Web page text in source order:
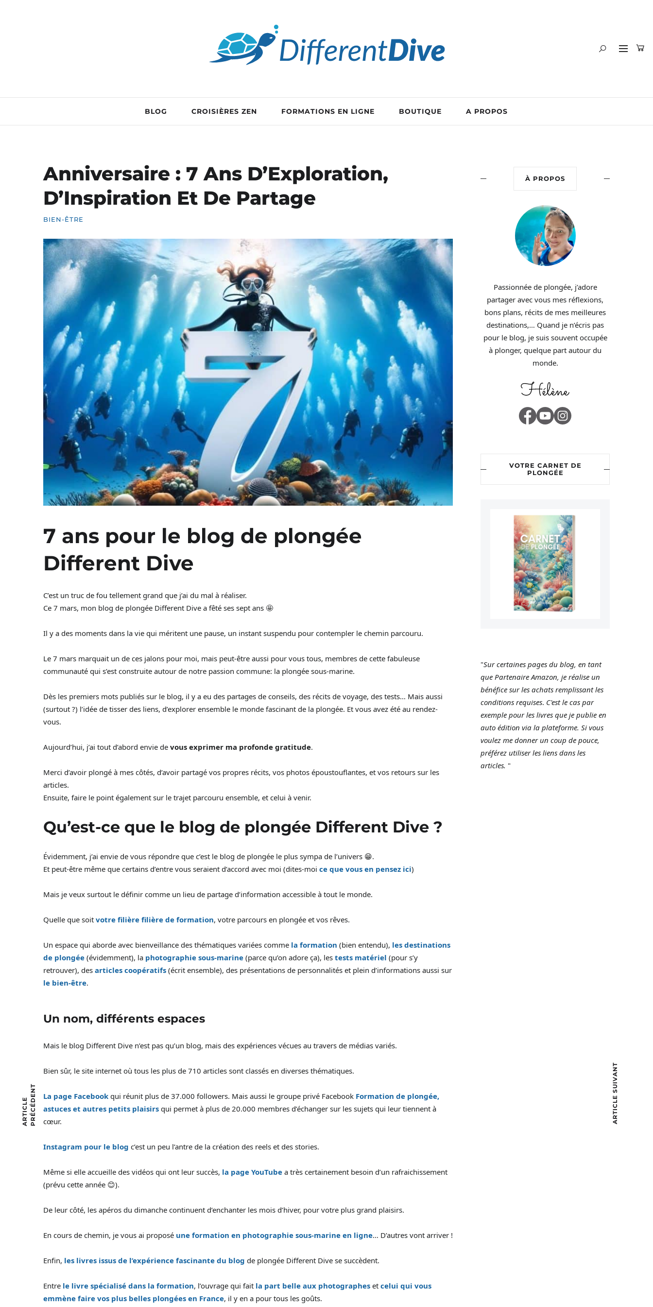
BLOG CROISIÈRES ZEN FORMATIONS EN LIGNE BOUTIQUE A PROPOS
Anniversaire : 7 Ans D’Exploration,
D’Inspiration Et De Partage
BIEN-ÊTRE
7 ans pour le blog de plongée
Different Dive
C’est un truc de fou tellement grand que j’ai du mal à réaliser.
Ce 7 mars, mon blog de plongée Different Dive a fêté ses sept ans 🤩
Il y a des moments dans la vie qui méritent une pause, un instant suspendu pour contempler le chemin parcouru.
Le 7 mars marquait un de ces jalons pour moi, mais peut-être aussi pour vous tous, membres de cette fabuleuse
communauté qui s’est construite autour de notre passion commune: la plongée sous-marine.
Dès les premiers mots publiés sur le blog, il y a eu des partages de conseils, des récits de voyage, des tests… Mais aussi
(surtout ?) l’idée de tisser des liens, d’explorer ensemble le monde fascinant de la plongée. Et vous avez été au rendez-
vous.
Aujourd’hui, j’ai tout d’abord envie de vous exprimer ma profonde gratitude.
Merci d’avoir plongé à mes côtés, d’avoir partagé vos propres récits, vos photos époustouflantes, et vos retours sur les
articles.
Ensuite, faire le point également sur le trajet parcouru ensemble, et celui à venir.
Qu’est-ce que le blog de plongée Different Dive ?
Évidemment, j’ai envie de vous répondre que c’est le blog de plongée le plus sympa de l’univers 😁.
Et peut-être même que certains d’entre vous seraient d’accord avec moi (dites-moi ce que vous en pensez ici)
Mais je veux surtout le définir comme un lieu de partage d’information accessible à tout le monde.
Quelle que soit votre filière filière de formation, votre parcours en plongée et vos rêves.
Un espace qui aborde avec bienveillance des thématiques variées comme la formation (bien entendu), les destinations
de plongée (évidemment), la photographie sous-marine (parce qu’on adore ça), les tests matériel (pour s’y
retrouver), des articles coopératifs (écrit ensemble), des présentations de personnalités et plein d’informations aussi sur
le bien-être.
Un nom, différents espaces
Mais le blog Different Dive n’est pas qu’un blog, mais des expériences vécues au travers de médias variés.
Bien sûr, le site internet où tous les plus de 710 articles sont classés en diverses thématiques.
La page Facebook qui réunit plus de 37.000 followers. Mais aussi le groupe privé Facebook Formation de plongée,
astuces et autres petits plaisirs qui permet à plus de 20.000 membres d’échanger sur les sujets qui leur tiennent à
cœur.
Instagram pour le blog c’est un peu l’antre de la création des reels et des stories.
Même si elle accueille des vidéos qui ont leur succès, la page YouTube a très certainement besoin d’un rafraichissement
(prévu cette année 😊).
De leur côté, les apéros du dimanche continuent d’enchanter les mois d’hiver, pour votre plus grand plaisirs.
En cours de chemin, je vous ai proposé une formation en photographie sous-marine en ligne… D’autres vont arriver !
Enfin, les livres issus de l’expérience fascinante du blog de plongée Different Dive se succèdent.
Entre le livre spécialisé dans la formation, l’ouvrage qui fait la part belle aux photographes et celui qui vous
emmène faire vos plus belles plongées en France, il y en a pour tous les goûts.
A
R
T
I
C
L
E
P
R
É
C
É
D
E
NT ARTICLE SUIVANT
À PROPOS
Passionnée de plongée, j’adore
partager avec vous mes réflexions,
bons plans, récits de mes meilleures
destinations,… Quand je n’écris pas
pour le blog, je suis souvent occupée
à plonger, quelque part autour du
monde.
VOTRE CARNET DE
PLONGÉE
"Sur certaines pages du blog, en tant
que Partenaire Amazon, je réalise un
bénéfice sur les achats remplissant les
conditions requises. C'est le cas par
exemple pour les livres que je publie en
auto édition via la plateforme. Si vous
voulez me donner un coup de pouce,
préférez utiliser les liens dans les
articles. "